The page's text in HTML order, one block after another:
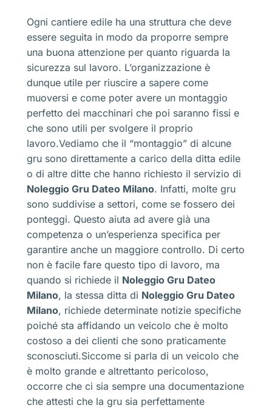
Ogni cantiere edile ha una struttura che deve
essere seguita in modo da proporre sempre
una buona attenzione per quanto riguarda la
sicurezza sul lavoro. L’organizzazione è
dunque utile per riuscire a sapere come
muoversi e come poter avere un montaggio
perfetto dei macchinari che poi saranno fissi e
che sono utili per svolgere il proprio
lavoro.Vediamo che il “montaggio” di alcune
gru sono direttamente a carico della ditta edile
o di altre ditte che hanno richiesto il servizio di
Noleggio Gru Dateo Milano. Infatti, molte gru
sono suddivise a settori, come se fossero dei
ponteggi. Questo aiuta ad avere già una
competenza o un’esperienza specifica per
garantire anche un maggiore controllo. Di certo
non è facile fare questo tipo di lavoro, ma
quando si richiede il Noleggio Gru Dateo
Milano, la stessa ditta di Noleggio Gru Dateo
Milano, richiede determinate notizie specifiche
poiché sta affidando un veicolo che è molto
costoso a dei clienti che sono praticamente
sconosciuti.Siccome si parla di un veicolo che
è molto grande e altrettanto pericoloso,
occorre che ci sia sempre una documentazione
che attesti che la gru sia perfettamente